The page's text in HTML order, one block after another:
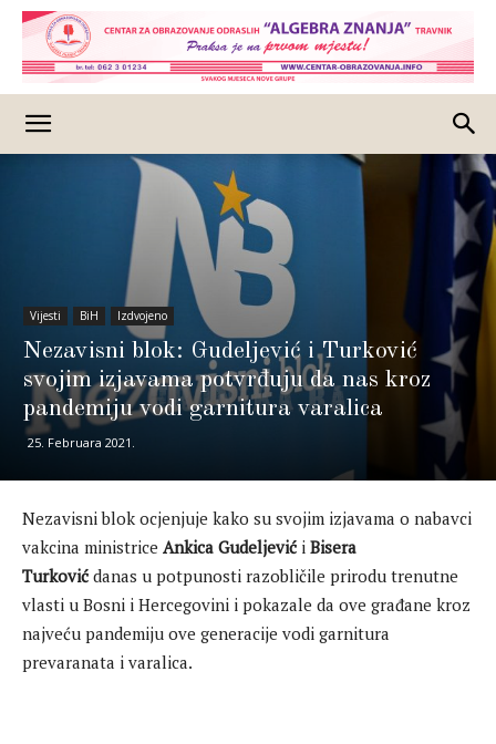
Vijesti BiH Izdvojeno
Nezavisni blok: Gudeljević i Turković
svojim izjavama potvrđuju da nas kroz
pandemiju vodi garnitura varalica
25. Februara 2021.
Nezavisni blok ocjenjuje kako su svojim izjavama o nabavci
vakcina ministrice Ankica Gudeljević i Bisera
Turković danas u potpunosti razobličile prirodu trenutne
vlasti u Bosni i Hercegovini i pokazale da ove građane kroz
najveću pandemiju ove generacije vodi garnitura
prevaranata i varalica.